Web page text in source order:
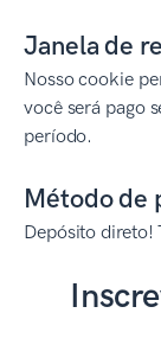
Janela de
Nosso cookie
você será pago
período.
Método de
Depósito direto!